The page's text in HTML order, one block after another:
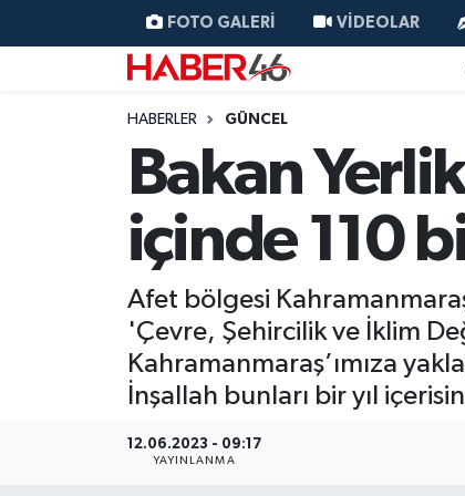
FOTO GALERI VIDEOLAR
HABERLER GÜNCEL
Bakan
içinde 110
Afet bölgesi
'Çevre, Şehircilik ve İklim
Kahramanmaraş’ımıza
İnşallah bunları bir yıl
12.06.2023 - 09:17
YAYINLANMA
GÜNCEL
EKONOMİ
TEKNOLOJİ
Nöbetçi Eczaneler
Kahramanmaraş Namaz Vakitleri
Trafik Durumu
Süper Lig Puan Durumu ve Fikstür
Tüm Manşetler